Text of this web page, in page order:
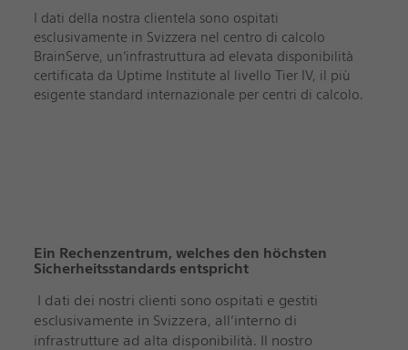
I dati della nostra clientela sono ospitati
esclusivamente in Svizzera nel centro di calcolo
BrainServe, un’infrastruttura ad elevata disponibilità
certificata da Uptime Institute al livello Tier IV, il più
esigente standard internazionale per centri di calcolo.
Ein Rechenzentrum, welches den höchsten
Sicherheitsstandards entspricht
I dati dei nostri clienti sono ospitati e gestiti
esclusivamente in Svizzera, all’interno di
infrastrutture ad alta disponibilità. Il nostro